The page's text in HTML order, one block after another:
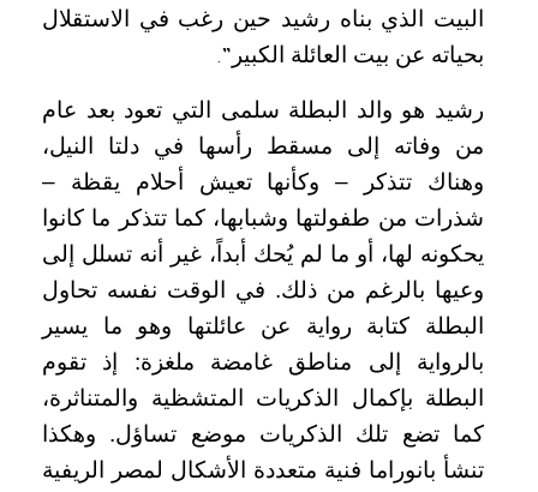
البيت الذي بناه رشيد حين رغب في الاستقلال
بحياته عن بيت العائلة الكبير .”
رشيد هو والد البطلة سلمى التي تعود بعد عام
من وفاته إلى مسقط رأسها في دلتا النيل،
وهناك تتذكر – وكأنها تعيش أحلام يقظة –
شذرات من طفولتها وشبابها، كما تتذكر ما كانوا
يحكونه لها، أو ما لم يُحك أبداً، غير أنه تسلل إلى
وعيها بالرغم من ذلك. في الوقت نفسه تحاول
البطلة كتابة رواية عن عائلتها وهو ما يسير
بالرواية إلى مناطق غامضة ملغزة: إذ تقوم
البطلة بإكمال الذكريات المتشظية والمتناثرة،
كما تضع تلك الذكريات موضع تساؤل. وهكذا
تنشأ بانوراما فنية متعددة الأشكال لمصر الريفية